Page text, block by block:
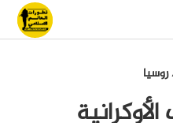
روسيا